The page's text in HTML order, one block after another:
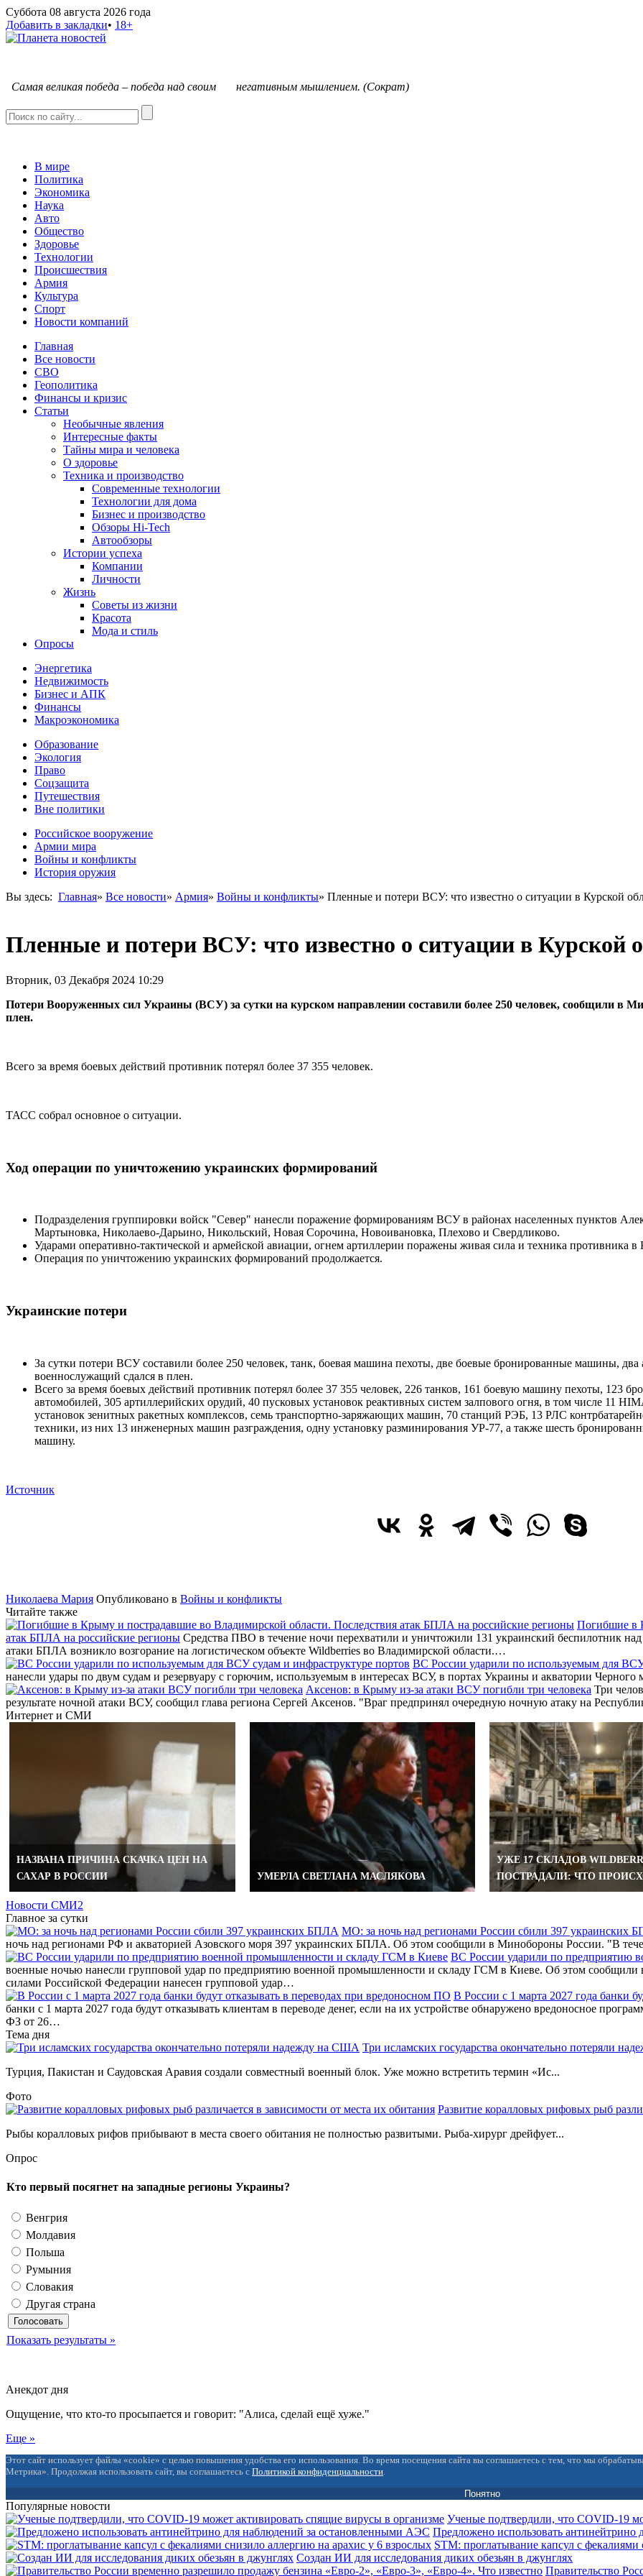
Суббота 08 августа 2026 года
Добавить в закладки• 18+
Самая великая победа – победа над своим негативным мышлением. (Сократ)
В мире
Политика
Экономика
Наука
Авто
Общество
Здоровье
Технологии
Происшествия
Армия
Культура
Спорт
Новости компаний
Главная
Все новости
СВО
Геополитика
Финансы и кризис
Статьи
Необычные явления
Интересные факты
Тайны мира и человека
О здоровье
Техника и производство
Современные технологии
Технологии для дома
Бизнес и производство
Обзоры Hi-Tech
Автообзоры
Истории успеха
Компании
Личности
Жизнь
Советы из жизни
Красота
Мода и стиль
Опросы
Энергетика
Недвижимость
Бизнес и АПК
Финансы
Макроэкономика
Образование
Экология
Право
Соцзащита
Путешествия
Вне политики
Российское вооружение
Армии мира
Войны и конфликты
История оружия
Вы здесь: Главная» Все новости» Армия» Войны и конфликты» Пленные и потери ВСУ: что известно о ситуации в Курской
Пленные и потери ВСУ: что известно о ситуации в Курской
Вторник, 03 Декабря 2024 10:29
Потери Вооруженных сил Украины (ВСУ) за сутки на курском направлении составили более 250 человек, сообщили в
плен.
Всего за время боевых действий противник потерял более 37 355 человек.
ТАСС собрал основное о ситуации.
Ход операции по уничтожению украинских формирований
Подразделения группировки войск "Север" нанесли поражение формированиям ВСУ в районах населенных пунктов
Мартыновка, Николаево-Дарьино, Никольский, Новая Сорочина, Новоивановка, Плехово и Свердликово.
Ударами оперативно-тактической и армейской авиации, огнем артиллерии поражены живая сила и техника противника в
Операция по уничтожению украинских формирований продолжается.
Украинские потери
За сутки потери ВСУ составили более 250 человек, танк, боевая машина пехоты, две боевые бронированные машины,
военнослужащий сдался в плен.
Всего за время боевых действий противник потерял более 37 355 человек, 226 танков, 161 боевую машину пехоты, 123
автомобилей, 305 артиллерийских орудий, 40 пусковых установок реактивных систем залпового огня, в том числе 11
установок зенитных ракетных комплексов, семь транспортно-заряжающих машин, 70 станций РЭБ, 13 РЛС
техники, из них 13 инженерных машин разграждения, одну установку разминирования УР-77, а также шесть
машину.
Источник
Николаева Мария Опубликовано в Войны и конфликты
Читайте также
Погибшие в
атак БПЛА на российские регионы Средства ПВО в течение ночи перехватили и уничтожили 131 украинский беспилотник
атаки БПЛА возникло возгорание на логистическом объекте Wildberries во Владимирской области.…
ВС России ударили по используемым для
нанесли удары по двум судам и резервуару с горючим, используемым в интересах ВСУ, в портах Украины и акватории
Аксенов: в Крыму из-за атаки ВСУ погибли три человека Три
результате ночной атаки ВСУ, сообщил глава региона Сергей Аксенов. "Враг предпринял очередную ночную атаку на
Интернет и СМИ
НАЗВАНА ПРИЧИНА СКАЧКА ЦЕН НА
САХАР В РОССИИ
УМЕРЛА СВЕТЛАНА МАСЛЯКОВА
УЖЕ 17 СКЛАДОВ
ПОСТРАДАЛИ: ЧТО
Новости СМИ2
Главное за сутки
МО: за ночь над регионами России сбили 397 украинских
ночь над регионами РФ и акваторией Азовского моря 397 украинских БПЛА. Об этом сообщили в Минобороны России. "В
ВС России ударили по предприятию
военные ночью нанесли групповой удар по предприятию военной промышленности и складу ГСМ в Киеве. Об этом
силами Российской Федерации нанесен групповой удар…
В России с 1 марта 2027 года банки
банки с 1 марта 2027 года будут отказывать клиентам в переводе денег, если на их устройстве обнаружено вредоносное
ФЗ от 26…
Тема дня
Три исламских государства окончательно потеряли
Турция, Пакистан и Саудовская Аравия создали совместный военный блок. Уже можно встретить термин «Ис...
Фото
Развитие коралловых рифовых рыб
Рыбы коралловых рифов прибывают в места своего обитания не полностью развитыми. Рыба-хирург дрейфует...
Опрос
Кто первый посягнет на западные регионы Украины?
Венгрия
Молдавия
Польша
Румыния
Словакия
Другая страна
Показать результаты »
Анекдот дня
Ощущение, что кто-то просыпается и говорит: "Алиса, сделай ещё хуже."
Еще »
Этот сайт использует файлы «cookie» с целью повышения удобства его использования. Во время посещения сайта вы соглашаетесь с тем, что мы
Метрика». Продолжая использовать сайт, вы соглашаетесь с Политикой конфиденциальности.
Понятно
Популярные новости
Ученые подтвердили, что COVID-19
Предложено использовать
STM: проглатывание капсул с
Создан ИИ для исследования диких обезьян в джунглях
Правительство